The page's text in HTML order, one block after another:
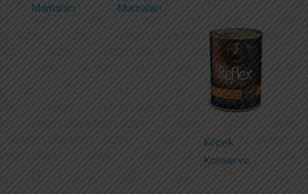
Mamaları
Mamaları
Köpek
Konserve